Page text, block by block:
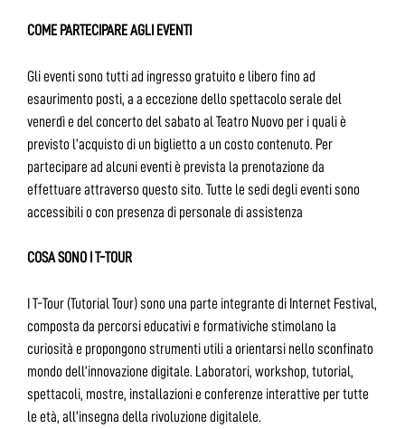
COME PARTECIPARE AGLI EVENTI
Gli eventi sono tutti ad ingresso gratuito e libero fino ad
esaurimento posti, a a eccezione dello spettacolo serale del
venerdì e del concerto del sabato al Teatro Nuovo per i quali è
previsto l’acquisto di un biglietto a un costo contenuto. Per
partecipare ad alcuni eventi è prevista la prenotazione da
effettuare attraverso questo sito. Tutte le sedi degli eventi sono
accessibili o con presenza di personale di assistenza
COSA SONO I T-TOUR
I T-Tour (Tutorial Tour) sono una parte integrante di Internet Festival,
composta da percorsi educativi e formativiche stimolano la
curiosità e propongono strumenti utili a orientarsi nello sconfinato
mondo dell’innovazione digitale. Laboratori, workshop, tutorial,
spettacoli, mostre, installazioni e conferenze interattive per tutte
le età, all’insegna della rivoluzione digitalele.